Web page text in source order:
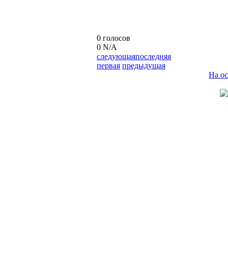
0 голосов
0 N/A
следующаяпоследняя
первая предыдущая
На